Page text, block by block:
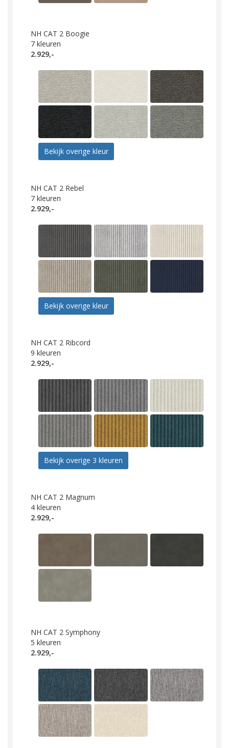
NH CAT 2 Boogie
7 kleuren
2.929,-
Bekijk overige kleur
NH CAT 2 Rebel
7 kleuren
2.929,-
Bekijk overige kleur
NH CAT 2 Ribcord
9 kleuren
2.929,-
Bekijk overige 3 kleuren
NH CAT 2 Magnum
4 kleuren
2.929,-
NH CAT 2 Symphony
5 kleuren
2.929,-